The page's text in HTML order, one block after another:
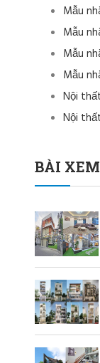
Mẫu
Mẫu
Mẫu
Mẫu
Nội
Nội
BÀI